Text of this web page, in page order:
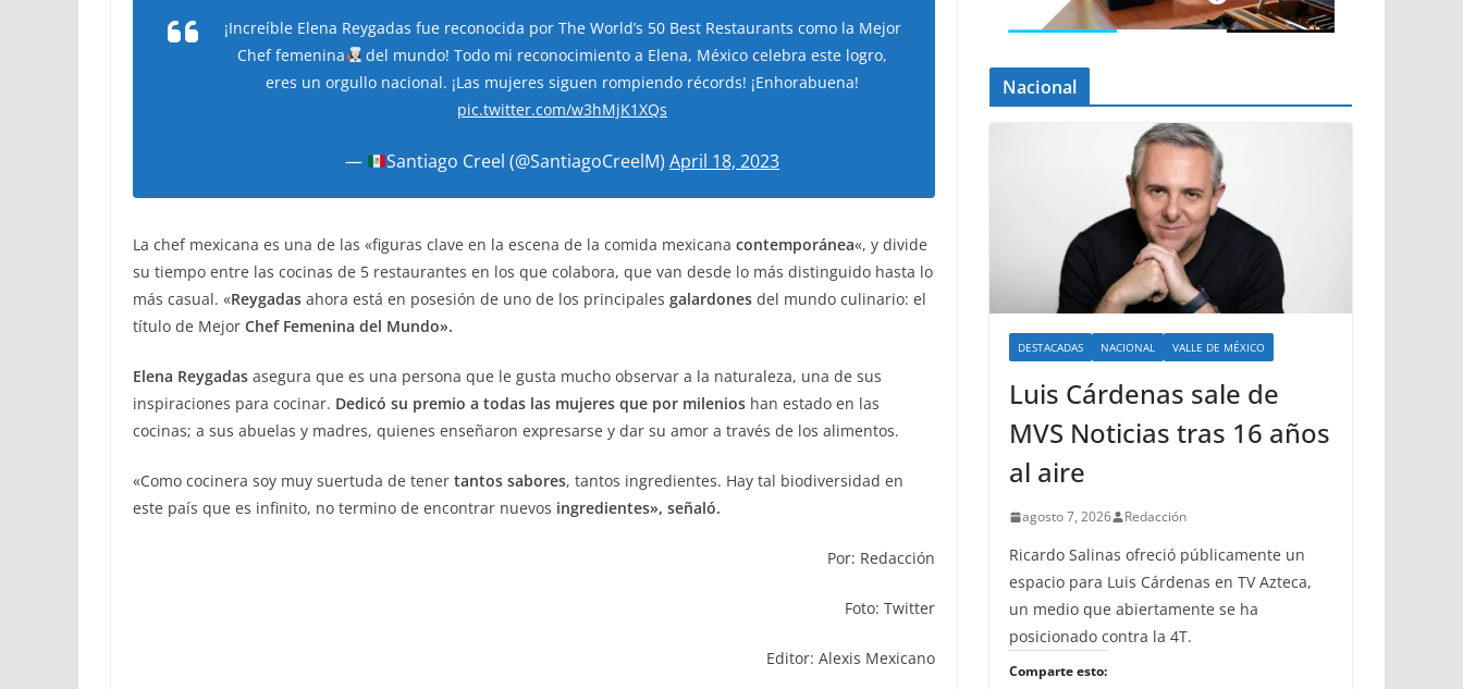
¡Increíble Elena Reygadas fue reconocida por The World’s 50 Best Restaurants como la Mejor
Chef femenina
del mundo! Todo mi reconocimiento a Elena, México celebra este logro,
eres un orgullo nacional. ¡Las mujeres siguen rompiendo récords! ¡Enhorabuena!
pic.twitter.com/w3hMjK1XQs
— Santiago Creel (@SantiagoCreelM)April 18, 2023
La chef mexicana es una de las «figuras clave en la escena de la comida mexicana contemporánea«, y divide
su tiempo entre las cocinas de 5 restaurantes en los que colabora, que van desde lo más distinguido hasta lo
más casual. «Reygadas ahora está en posesión de uno de los principales galardones del mundo culinario: el
título de Mejor Chef Femenina del Mundo».
Elena Reygadas asegura que es una persona que le gusta mucho observar a la naturaleza, una de sus
inspiraciones para cocinar. Dedicó su premio a todas las mujeres que por milenios han estado en las
cocinas; a sus abuelas y madres, quienes enseñaron expresarse y dar su amor a través de los alimentos.
«Como cocinera soy muy suertuda de tener tantos sabores, tantos ingredientes. Hay tal biodiversidad en
este país que es infinito, no termino de encontrar nuevos ingredientes», señaló.
Por: Redacción
Foto: Twitter
Editor: Alexis Mexicano
Nacional
DESTACADAS NACIONAL VALLE DE MÉXICO
Luis Cárdenas sale de
MVS Noticias tras 16 años
al aire
agosto 7, 2026 Redacción
Ricardo Salinas ofreció públicamente un
espacio para Luis Cárdenas en TV Azteca,
un medio que abiertamente se ha
posicionado contra la 4T.
Comparte esto: